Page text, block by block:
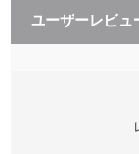
ユーザーレビュ